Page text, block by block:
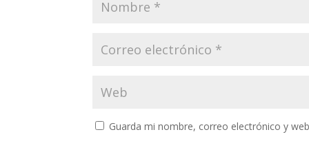
Guarda mi nombre, correo electrónico y